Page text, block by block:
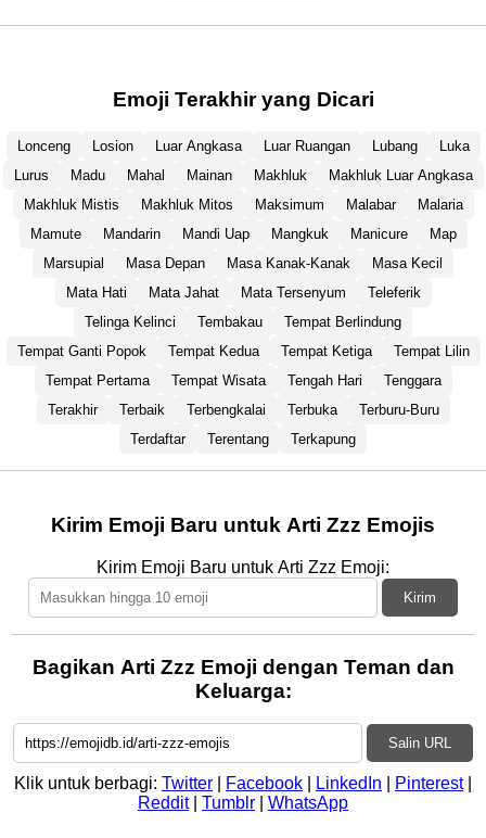
Emoji Terakhir yang Dicari
Lonceng Losion Luar Angkasa Luar Ruangan Lubang
Luka
Lurus
Madu Mahal Mainan Makhluk
Makhluk Luar Angkasa
Makhluk Mistis
Makhluk Mitos Maksimum Malabar
Malaria
Mamute
Mandarin Mandi Uap Mangkuk Manicure
Map
Marsupial
Masa Depan Masa Kanak-Kanak
Masa Kecil
Mata Hati
Mata Jahat Mata Tersenyum
Teleferik
Telinga Kelinci
Tembakau
Tempat Berlindung
Tempat Ganti Popok
Tempat Kedua Tempat Ketiga
Tempat Lilin
Tempat Pertama
Tempat Wisata Tengah Hari
Tenggara
Terakhir
Terbaik Terbengkalai Terbuka
Terburu-Buru
Terdaftar
Terentang Terkapung
Kirim Emoji Baru untuk Arti Zzz Emojis
Kirim Emoji Baru untuk Arti Zzz Emoji:
Kirim
Bagikan Arti Zzz Emoji dengan Teman dan
Keluarga:
Salin URL
Klik untuk berbagi: Twitter Facebook LinkedIn Pinterest|
Reddit| Tumblr WhatsApp